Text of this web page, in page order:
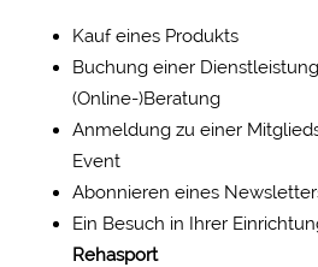
Kauf eines Produkts
Buchung einer
(Online-)Beratung
Anmeldung zu einer
Event
Abonnieren eines
Ein Besuch in Ihrer
Rehasport